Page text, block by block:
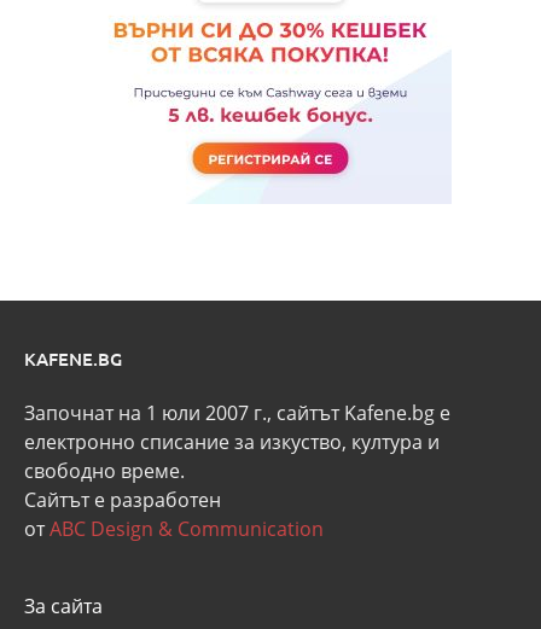
KAFENE.BG
Започнат на 1 юли 2007 г., сайтът Kafene.bg e
eлектронно списание за изкуство, култура и
свободно време.
Сайтът е разработен
отABC Design & Communication
За сайта